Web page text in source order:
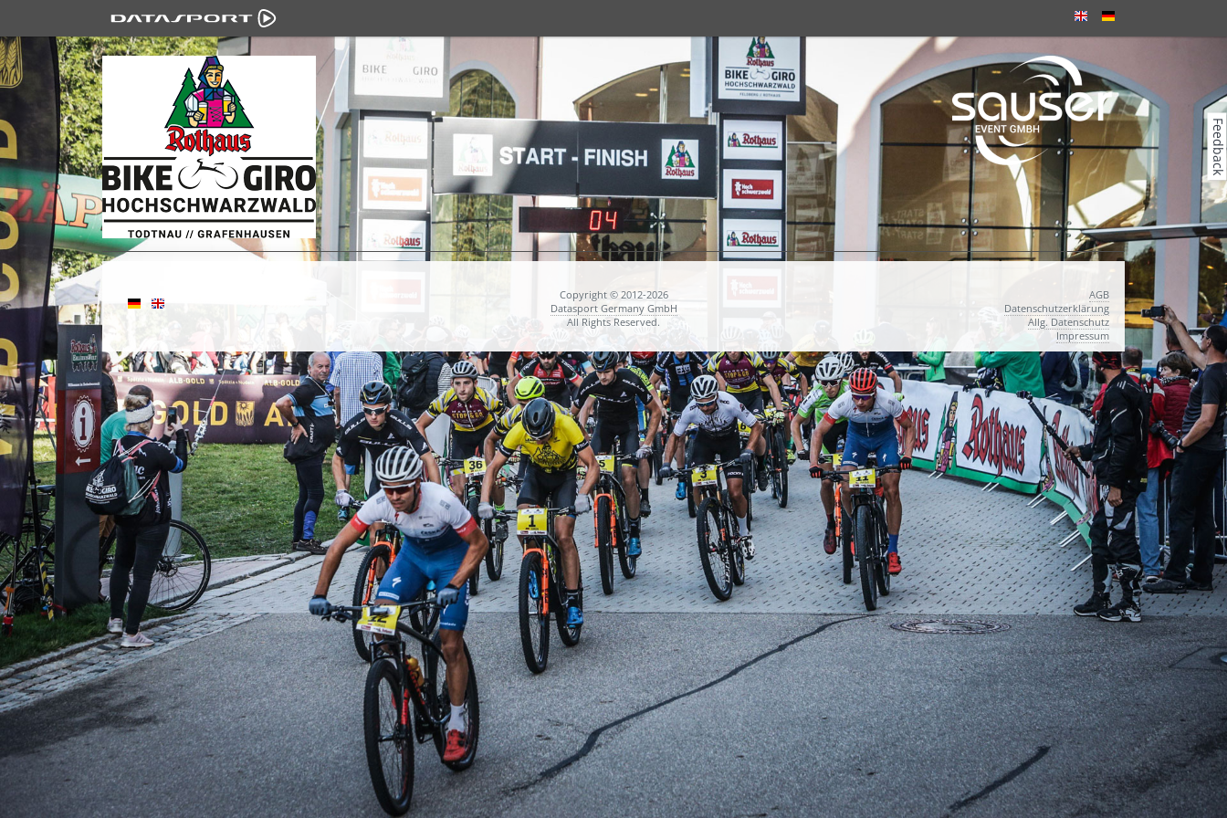
Copyright © 2012-2026
Datasport Germany GmbH
All Rights Reserved.
AGB
Datenschutzerklärung
Allg. Datenschutz
Impressum
Feedback